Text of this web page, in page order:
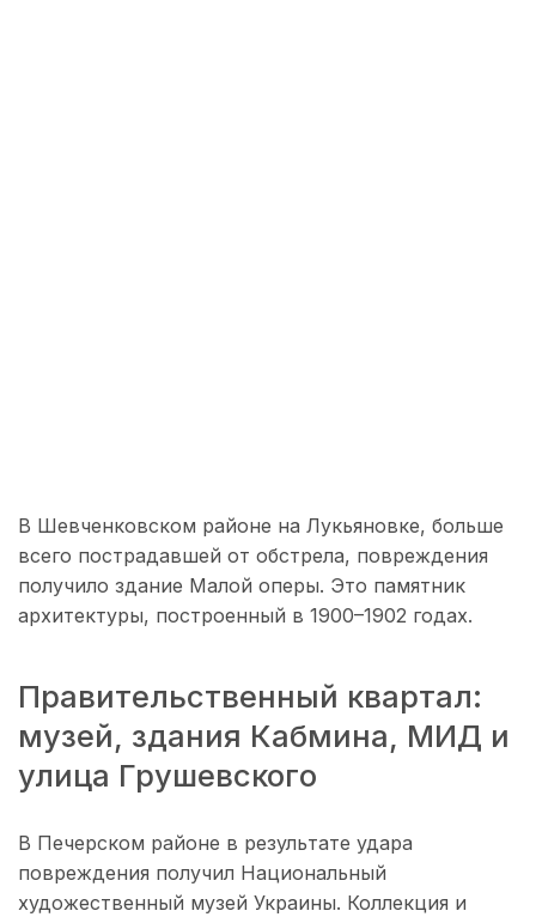
В Шевченковском районе на Лукьяновке, больше
всего пострадавшей от обстрела, повреждения
получило здание Малой оперы. Это памятник
архитектуры, построенный в 1900–1902 годах.
Правительственный квартал:
музей, здания Кабмина, МИД и
улица Грушевского
В Печерском районе в результате удара
повреждения получил Национальный
художественный музей Украины. Коллекция и